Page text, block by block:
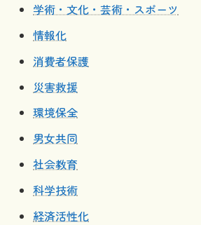
学術・文化・芸術・スポーツ
情報化
消費者保護
災害救援
環境保全
男女共同
社会教育
科学技術
経済活性化